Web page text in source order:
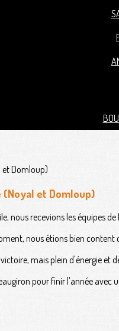
(Noyal et Domloup)
nous recevions les équipes
nous étions bien content
mais plein d'énergie et
pour finir l'année avec